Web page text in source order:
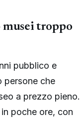
troppo
pubblico e
persone che
a prezzo pieno.
poche ore, con